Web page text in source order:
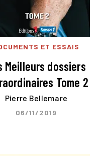
ET ESSAIS
Meilleurs dossiers
Tome 2
Pierre Bellemare
06/11/2019